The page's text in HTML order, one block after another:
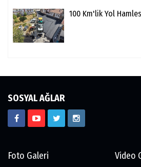
100 Km'lik Yol
SOSYAL AĞLAR
Foto Galeri
Video